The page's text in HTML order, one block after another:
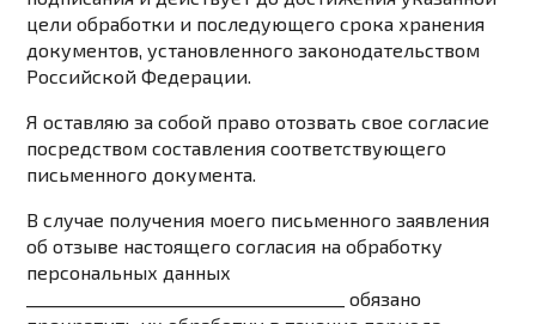
цели обработки и последующего срока хранения
документов, установленного законодательством
Российской Федерации.
Я оставляю за собой право отозвать свое согласие
посредством составления соответствующего
письменного документа.
В случае получения моего письменного заявления
об отзыве настоящего согласия на обработку
персональных данных
______________________________________ обязано